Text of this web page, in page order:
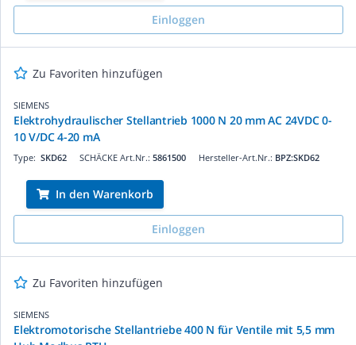
Einloggen
Zu Favoriten hinzufügen
SIEMENS
Elektrohydraulischer Stellantrieb 1000 N 20 mm AC 24VDC 0-
10 V/DC 4-20 mA
SCHÄCKE Art.Nr.: 5861500
Type: SKD62 Hersteller-Art.Nr.: BPZ:SKD62
In den Warenkorb
Einloggen
Zu Favoriten hinzufügen
SIEMENS
Elektromotorische Stellantriebe 400 N für Ventile mit 5,5 mm